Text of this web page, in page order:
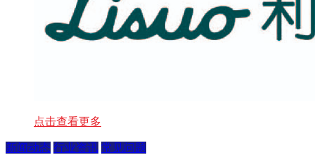
点击查看更多
新闻动态 行业资讯 常见问题